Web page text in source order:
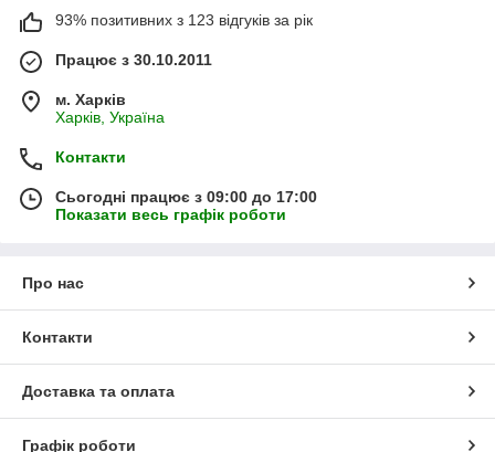
93% позитивних з 123 відгуків за рік
Працює з 30.10.2011
м. Харків
Харків, Україна
Контакти
Сьогодні працює з 09:00 до 17:00
Показати весь графік роботи
Про нас
Контакти
Доставка та оплата
Графік роботи